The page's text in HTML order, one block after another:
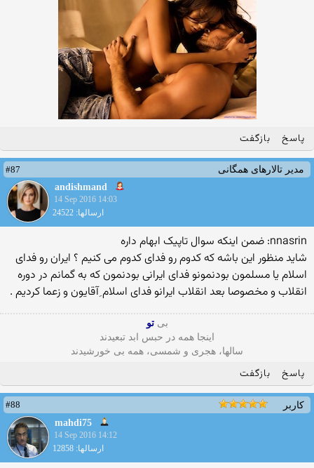
پاسخ بازگفت
مدیر تالارهای همگانی
#87
andishmand
14 Sep 2016 14:03
ارسالها: 24522
nnasrin: ضمن اینکه سوال تاپیک ابهام داره
شاید منظور این باشه که کدوم رو فدای کدوم می کنیم ؟ ایران رو فدای
اسلام یا مسلمون بودنمونو فدای ایرانی بودنمون که به گمانم در دوره
انقلاب و مخصوصا بعد انقلاب ایرانو فدای اسلام ِآقایون و زعما کردیم .
بی تو
اینجا همه در حبس ابد تبعیدند
سالها، هجری و شمسی، همه بی خورشیدند
پاسخ بازگفت
کاربر
#88
mahdi75
14 Sep 2016 14:12
ارسالها: 12858